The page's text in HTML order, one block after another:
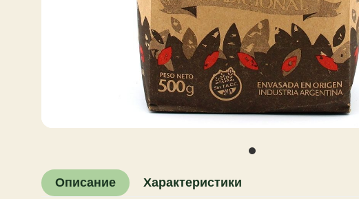
Описание Характеристики